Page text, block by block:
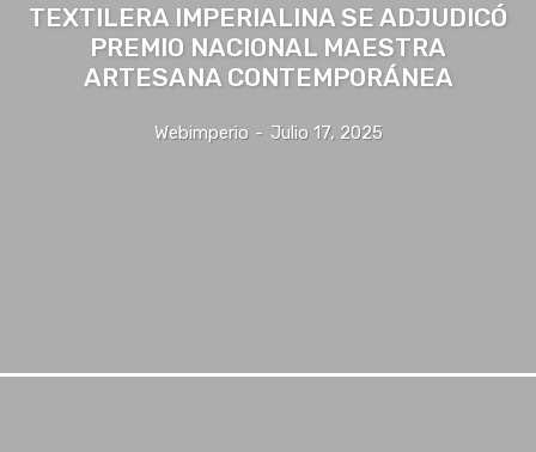
TEXTILERA IMPERIALINA SE ADJUDICÓ
PREMIO NACIONAL MAESTRA
ARTESANA CONTEMPORÁNEA
Webimperio - Julio 17, 2025